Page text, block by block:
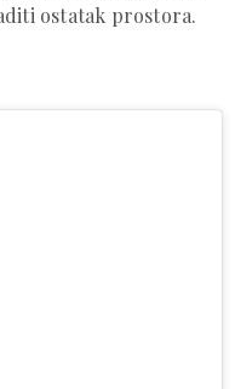
ostatak prostora.